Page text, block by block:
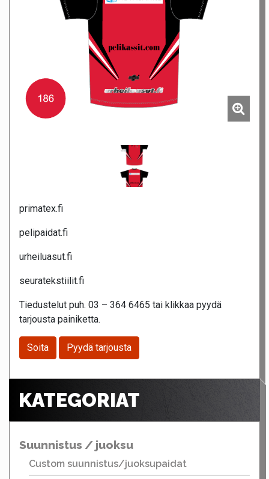
primatex.fi
pelipaidat.fi
urheiluasut.fi
seuratekstiilit.fi
Tiedustelut puh. 03 – 364 6465 tai klikkaa pyydä
tarjousta painiketta.
Soita Pyydä tarjousta
KATEGORIAT
Suunnistus / juoksu
Custom suunnistus/juoksupaidat